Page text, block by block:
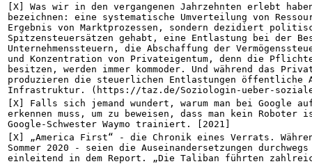
[X] Was wir in den vergangenen Jahrzehnten erlebt
bezeichnen: eine systematische Umverteilung von
Ergebnis von Marktprozessen, sondern dezidiert
Spitzensteuersätzen gehabt, eine Entlastung bei der
Unternehmenssteuern, die Abschaffung der
und Konzentration von Privateigentum, denn die
besitzen, werden immer kommoder. Und während das
produzieren die steuerlichen Entlastungen öffentliche
Infrastruktur. (https://taz.de/Soziologin-ueber-
[X] Falls sich jemand wundert, warum man bei Google
erkennen muss, um zu beweisen, dass man kein
Google-Schwester Waymo trainiert. [2021]
[X] „America First“ - die Chronik eines Verrats.
Sommer 2020 - seien die Auseinandersetzungen
einleitend in dem Report. „Die Taliban führten